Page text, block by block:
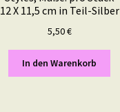
12 X 11,5 cm in Teil-Silber
5,50€
In den Warenkorb